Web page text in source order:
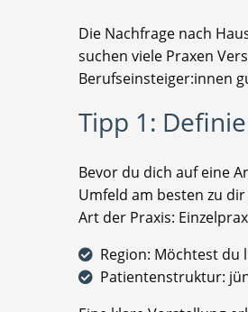
Die Nachfrage nach
suchen viele Praxen
Berufseinsteiger:innen
Tipp 1:
Bevor du dich auf eine
Umfeld am besten zu
Art der Praxis:
Region: Möchtest
Patientenstruktur: